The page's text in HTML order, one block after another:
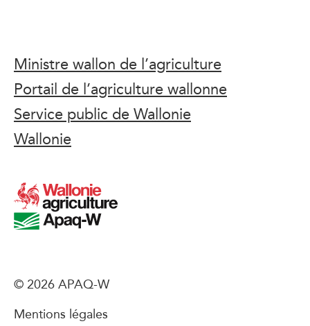
Ministre wallon de l’agriculture
Portail de l’agriculture wallonne
Service public de Wallonie
Wallonie
© 2026 APAQ-W
Mentions légales